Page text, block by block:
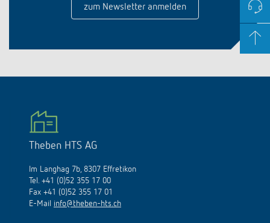
zum Newsletter anmelden
Theben HTS AG
Im Langhag 7b, 8307 Effretikon
Tel. +41 (0)52 355 17 00
Fax +41 (0)52 355 17 01
E-Mail info@theben-hts.ch